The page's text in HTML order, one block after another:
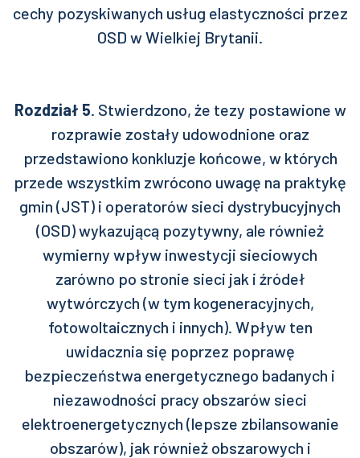
cechy pozyskiwanych usług elastyczności przez
OSD w Wielkiej Brytanii.
Rozdział 5. Stwierdzono, że tezy postawione w
rozprawie zostały udowodnione oraz
przedstawiono konkluzje końcowe, w których
przede wszystkim zwrócono uwagę na praktykę
gmin (JST) i operatorów sieci dystrybucyjnych
(OSD) wykazującą pozytywny, ale również
wymierny wpływ inwestycji sieciowych
zarówno po stronie sieci jak i źródeł
wytwórczych (w tym kogeneracyjnych,
fotowoltaicznych i innych). Wpływ ten
uwidacznia się poprzez poprawę
bezpieczeństwa energetycznego badanych i
niezawodności pracy obszarów sieci
elektroenergetycznych (lepsze zbilansowanie
obszarów), jak również obszarowych i